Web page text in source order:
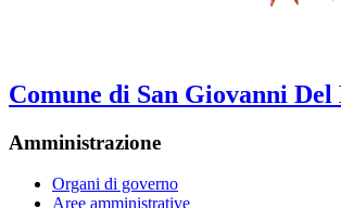
Comune di San Giovanni Del
Amministrazione
Organi di governo
Aree amministrative